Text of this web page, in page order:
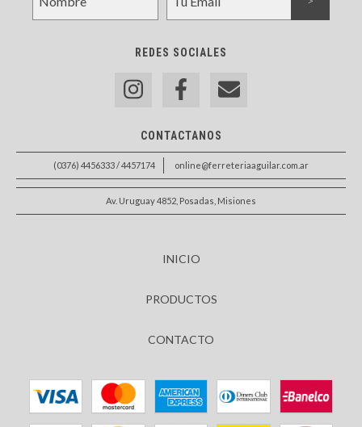
REDES SOCIALES
CONTACTANOS
(0376) 4456333 / 4457174 online@ferreteriaaguilar.com.ar
Av. Uruguay 4852, Posadas, Misiones
INICIO
PRODUCTOS
CONTACTO